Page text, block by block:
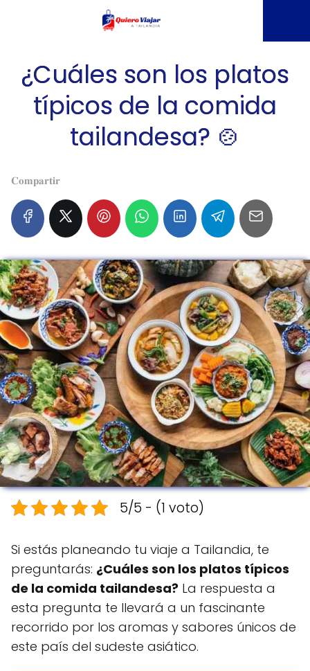
¿Cuáles son los platos
típicos de la comida
tailandesa? 🍲
𝐂𝐨𝐦𝐩𝐚𝐫𝐭𝐢𝐫
5/5 - (1 voto)
Si estás planeando tu viaje a Tailandia, te
preguntarás: ¿Cuáles son los platos típicos
de la comida tailandesa? La respuesta a
esta pregunta te llevará a un fascinante
recorrido por los aromas y sabores únicos de
este país del sudeste asiático.